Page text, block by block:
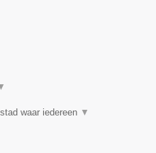
waar iedereen ▼